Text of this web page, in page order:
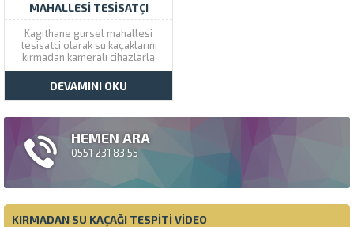
MAHALLESI TESISATÇI
Kagithane gursel mahallesi
tesisatci olarak su kaçaklarını
kırmadan kameralı cihazlarla
buluyor tıkalı olan giderleri
robotla açıyoruz. Çözüm Tesisat
Kağıthane şubesini arayarak
gürsel mahallesine tesisatçı
isteyebilirsiniz. Kağıthane
tesisat arızalarına da bakar
musluk tamiri ve değişimi ,
DEVAMINI OKU
HEMEN ARA
0551 231 83 55
KIRMADAN SU KAÇAĞI TESPITI VIDEO